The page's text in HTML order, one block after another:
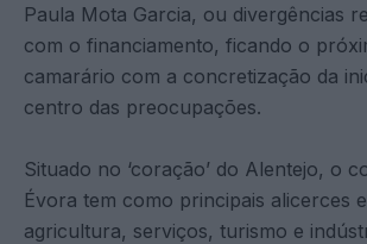
Paula Mota Garcia, ou divergências
com o financiamento, ficando o
camarário com a concretização da
centro das preocupações.
Situado no ‘coração’ do Alentejo, o
Évora tem como principais alicerces
agricultura, serviços, turismo e